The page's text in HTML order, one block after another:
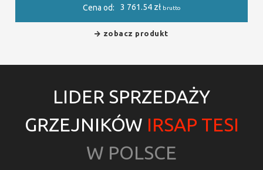
Cena od: 3 761.54 zł brutto
zobacz produkt
LIDER SPRZEDAŻY
GRZEJNIKÓW IRSAP TESI
W POLSCE